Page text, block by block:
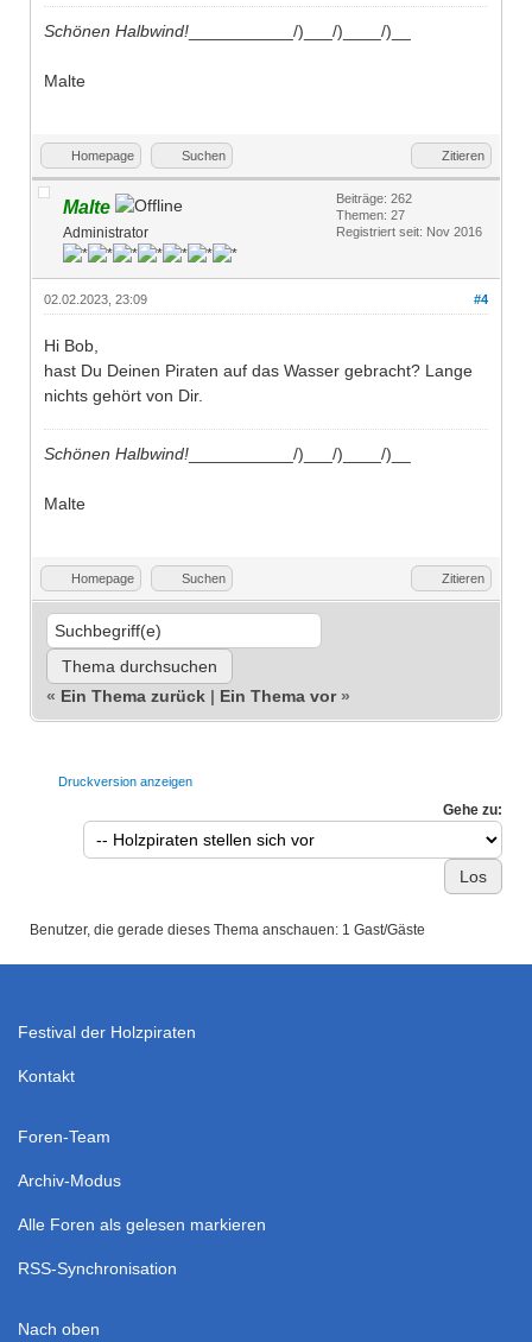
Schönen Halbwind! ___________/)___/)____/)__
Malte
Homepage Suchen Zitieren
Malte
Administrator
Beiträge: 262
Themen: 27
Registriert seit: Nov 2016
#4
02.02.2023, 23:09
Hi Bob,
hast Du Deinen Piraten auf das Wasser gebracht? Lange
nichts gehört von Dir.
Schönen Halbwind! ___________/)___/)____/)__
Malte
Homepage Suchen Zitieren
« Ein Thema zurück | Ein Thema vor»
Druckversion anzeigen
Gehe zu:
Benutzer, die gerade dieses Thema anschauen: 1 Gast/Gäste
Festival der Holzpiraten
Kontakt
Foren-Team
Archiv-Modus
Alle Foren als gelesen markieren
RSS-Synchronisation
Nach oben